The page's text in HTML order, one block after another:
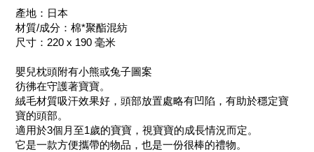
產地：日本
材質/成分：棉*聚酯混紡
尺寸：220 x 190 毫米
嬰兒枕頭附有小熊或兔子圖案
彷彿在守護著寶寶。
絨毛材質吸汗效果好，頭部放置處略有凹陷，有助於穩定寶
寶的頭部。
適用於3個月至1歲的寶寶，視寶寶的成長情況而定。
它是一款方便攜帶的物品，也是一份很棒的禮物。